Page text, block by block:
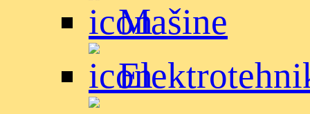
Mašine